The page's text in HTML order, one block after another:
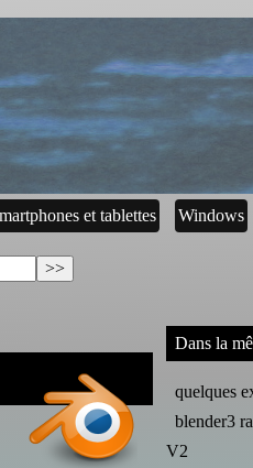
et tablettes Windows
Dans la
quelques
blender3
V2